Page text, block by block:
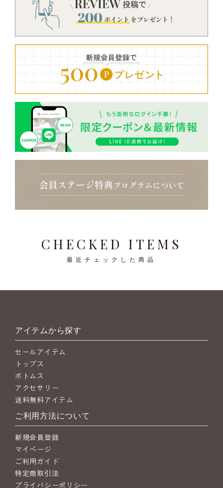
CHECKED ITEMS
最近チェックした商品
アイテムから探す
セールアイテム
トップス
ボトムス
アクセサリー
送料無料アイテム
ご利用方法について
新規会員登録
マイページ
ご利用ガイド
特定商取引法
プライバシーポリシー